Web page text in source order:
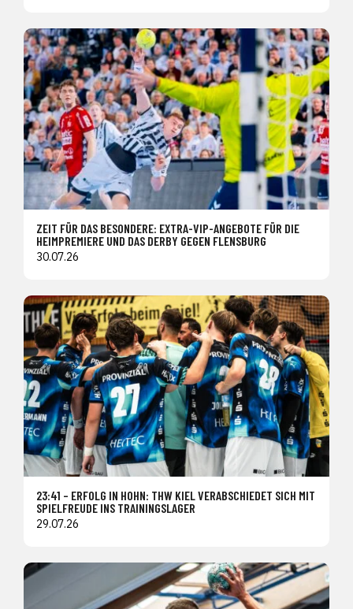
ZEIT FÜR DAS BESONDERE: EXTRA-VIP-ANGEBOTE FÜR DIE
HEIMPREMIERE UND DAS DERBY GEGEN FLENSBURG
30.07.26
23:41 – ERFOLG IN HOHN: THW KIEL VERABSCHIEDET SICH MIT
SPIELFREUDE INS TRAININGSLAGER
29.07.26